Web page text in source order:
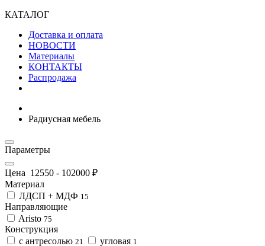
КАТАЛОГ
Доставка и оплата
НОВОСТИ
Материалы
КОНТАКТЫ
Распродажа
Радиусная мебель
Параметры
Цена 12550 - 102000 ₽
Материал
ЛДСП + МДФ 15
Направляющие
Aristo 75
Конструкция
с антресолью 21 угловая 1